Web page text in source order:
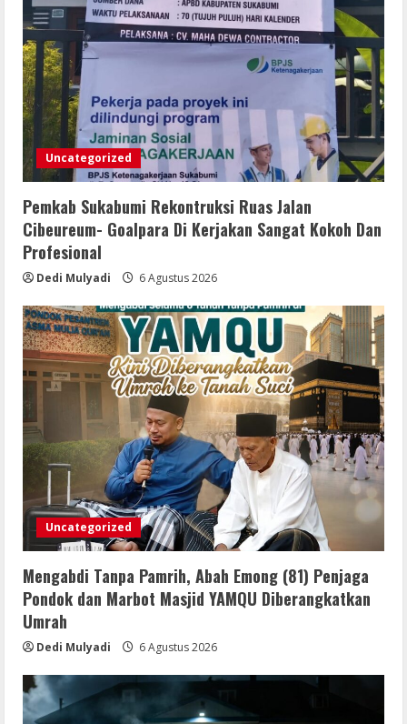
3
MEDIA DAN LEMBAGA SERTA BERUPAYA
MELAKUKAN SUAP!
6 Agustus 2026
4
Bupati Buol dan Wakil Bupati Hadiri
Peringatan Maulid Arbain ke-7 di
Masjid Agung At-Tafakur
6 Agustus 2026
Pemkab Sergai Bersama Anggota DPR
Uncategorized
Pemkab Sukabumi Rekontruksi Ruas Jalan
Cibeureum- Goalpara Di Kerjakan Sangat Kokoh Dan
Profesional
Dedi Mulyadi 6 Agustus 2026
Uncategorized
Mengabdi Tanpa Pamrih, Abah Emong (81) Penjaga
Pondok dan Marbot Masjid YAMQU Diberangkatkan
Umrah
Dedi Mulyadi 6 Agustus 2026